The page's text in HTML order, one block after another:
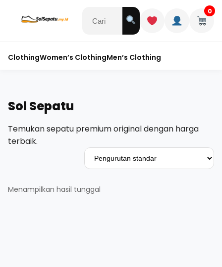
0
ClothingWomen’s ClothingMen’s Clothing
Sol Sepatu
Temukan sepatu premium original dengan harga
terbaik.
Menampilkan hasil tunggal